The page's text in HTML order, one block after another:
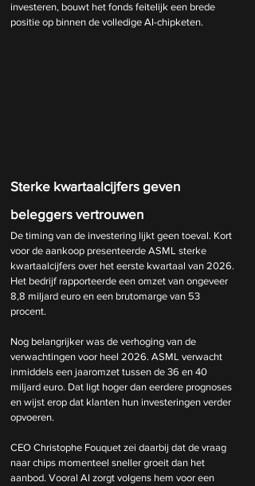
investeren, bouwt het fonds feitelijk een brede
positie op binnen de volledige AI-chipketen.
Sterke kwartaalcijfers geven
beleggers vertrouwen
De timing van de investering lijkt geen toeval. Kort
voor de aankoop presenteerde ASML sterke
kwartaalcijfers over het eerste kwartaal van 2026.
Het bedrijf rapporteerde een omzet van ongeveer
8,8 miljard euro en een brutomarge van 53
procent.
Nog belangrijker was de verhoging van de
verwachtingen voor heel 2026. ASML verwacht
inmiddels een jaaromzet tussen de 36 en 40
miljard euro. Dat ligt hoger dan eerdere prognoses
en wijst erop dat klanten hun investeringen verder
opvoeren.
CEO Christophe Fouquet zei daarbij dat de vraag
naar chips momenteel sneller groeit dan het
aanbod. Vooral AI zorgt volgens hem voor een